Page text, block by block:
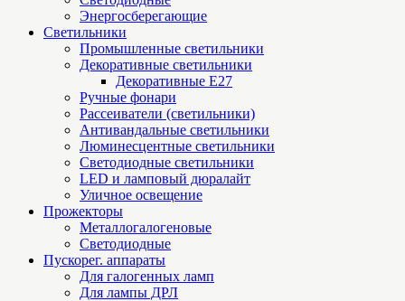
Энергосберегающие
Светильники
Промышленные светильники
Декоративные светильники
Декоративные Е27
Ручные фонари
Рассеиватели (светильники)
Антивандальные светильники
Люминесцентные светильники
Cветодиодные светильники
LED и ламповый дюралайт
Уличное освещение
Прожекторы
Металлогалогеновые
Светодиодные
Пускорег. аппараты
Для галогенных ламп
Для лампы ДРЛ